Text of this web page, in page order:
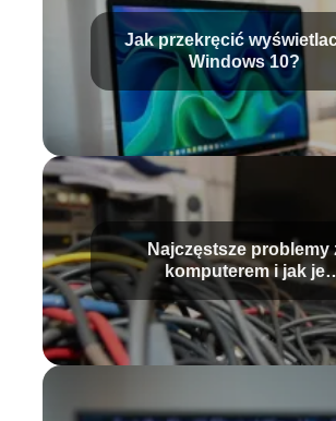
Jak przekręcić
Windows 10?
Najczęstsze problemy
komputerem i jak je
samodzielnie